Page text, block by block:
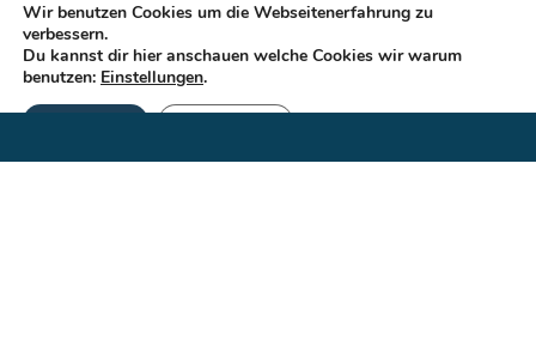
NEWSLETTER
Wir benutzen Cookies um die Webseitenerfahrung zu
verbessern.
Du kannst dir hier anschauen welche Cookies wir warum
benutzen: Einstellungen.